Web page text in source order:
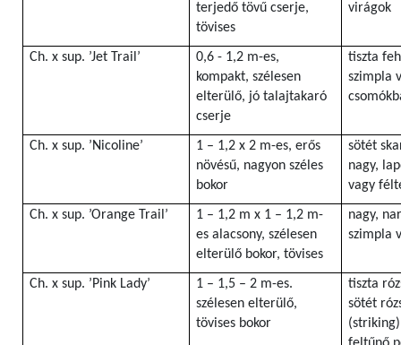
terjedő tövű cserje,
tövises
virágok
Ch. x sup. ’Jet Trail’
0,6 - 1,2 m-es,
kompakt, szélesen
elterülő, jó talajtakaró
cserje
tiszta
szimpla
Ch. x sup. ’Nicoline’
1 – 1,2 x 2 m-es, erős
növésű, nagyon széles
bokor
sötét
nagy,
vagy
Ch. x sup. ’Orange Trail’
1 – 1,2 m x 1 – 1,2 m-
es alacsony, szélesen
elterülő bokor, tövises
nagy,
szimpla
Ch. x sup. ’Pink Lady’
1 – 1,5 – 2 m-es.
szélesen elterülő,
tövises bokor
tiszta
sötét